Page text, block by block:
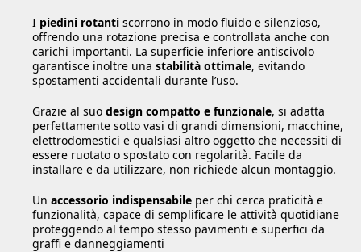
I piedini rotanti scorrono in modo fluido e silenzioso,
offrendo una rotazione precisa e controllata anche con
carichi importanti. La superficie inferiore antiscivolo
garantisce inoltre una stabilità ottimale, evitando
spostamenti accidentali durante l’uso.
Grazie al suo design compatto e funzionale, si adatta
perfettamente sotto vasi di grandi dimensioni, macchine,
elettrodomestici e qualsiasi altro oggetto che necessiti di
essere ruotato o spostato con regolarità. Facile da
installare e da utilizzare, non richiede alcun montaggio.
Un accessorio indispensabile per chi cerca praticità e
funzionalità, capace di semplificare le attività quotidiane
proteggendo al tempo stesso pavimenti e superfici da
graffi e danneggiamenti